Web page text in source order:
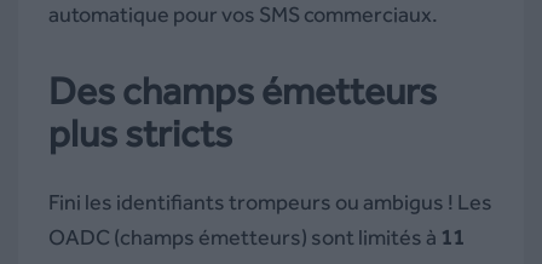
automatique pour vos SMS commerciaux.
Des champs émetteurs
plus stricts
Fini les identifiants trompeurs ou ambigus ! Les
OADC (champs émetteurs) sont limités à 11